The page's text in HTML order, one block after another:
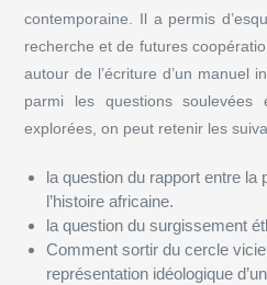
contemporaine. Il a permis
recherche et de futures
autour de l’écriture d’un manuel
parmi les questions
explorées, on peut retenir les
la question du rapport entre la
l’histoire africaine.
la question du surgissement
Comment sortir du cercle
représentation idéologique